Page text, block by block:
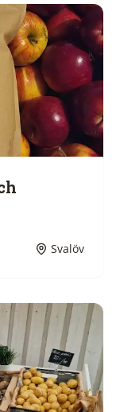
Svalöv